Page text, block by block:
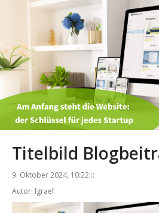
Titelbild
9. Oktober 2024, 10:22 ::
Autor: lgraef